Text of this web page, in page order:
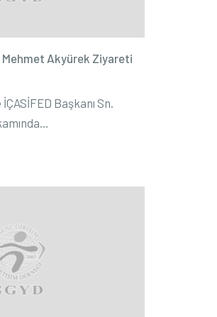
Mehmet Akyürek Ziyareti
Başkanı Sn.